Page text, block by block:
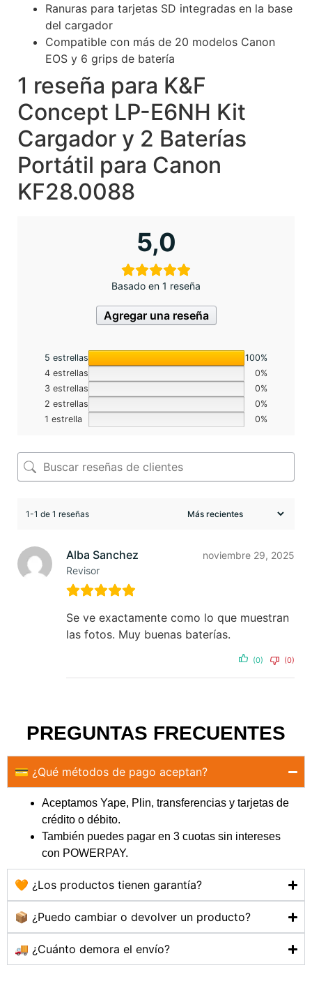
Ranuras para tarjetas SD integradas en la base
del cargador
Compatible con más de 20 modelos Canon
EOS y 6 grips de batería
1 reseña para K&F
Concept LP-E6NH Kit
Cargador y 2 Baterías
Portátil para Canon
KF28.0088
5,0
Basado en 1 reseña
Agregar una reseña
5 estrellas
100%
4 estrellas
0%
3 estrellas
0%
2 estrellas
0%
1 estrella
0%
1-1 de 1 reseñas
Alba Sanchez
Revisor
noviembre 29, 2025
Se ve exactamente como lo que muestran
las fotos. Muy buenas baterías.
(0) (0)
PREGUNTAS FRECUENTES
💳 ¿Qué métodos de pago aceptan?
Aceptamos Yape, Plin, transferencias y tarjetas de
crédito o débito.
También puedes pagar en 3 cuotas sin intereses
con POWERPAY.
🧡 ¿Los productos tienen garantía?
📦 ¿Puedo cambiar o devolver un producto?
🚚 ¿Cuánto demora el envío?